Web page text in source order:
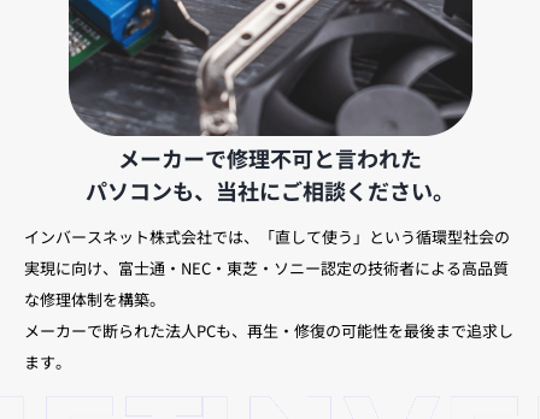
メーカーで修理不可と言われた
パソコンも、当社にご相談ください。
インバースネット株式会社では、「直して使う」という循環型社会の
実現に向け、富士通・NEC・東芝・ソニー認定の技術者による高品質
な修理体制を構築。
メーカーで断られた法人PCも、再生・修復の可能性を最後まで追求し
ます。